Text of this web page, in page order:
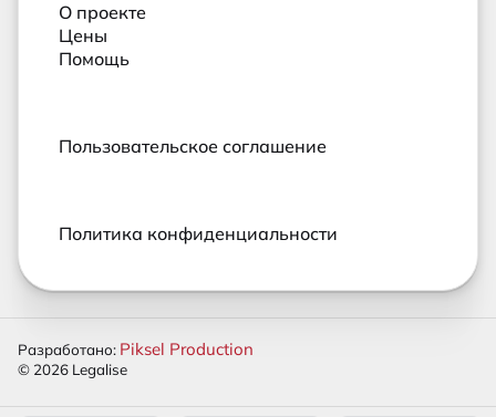
О проекте
Цены
Помощь
Пользовательское соглашение
Политика конфиденциальности
Разработано: Piksel Production
© 2026 Legalise